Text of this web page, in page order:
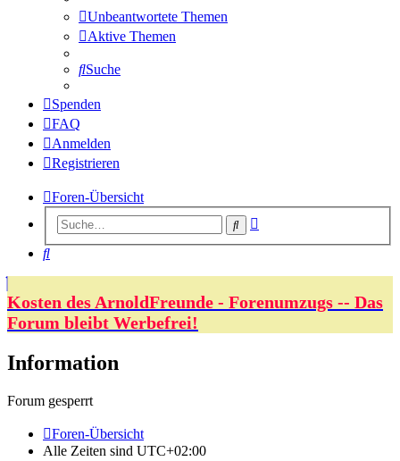
Unbeantwortete Themen
Aktive Themen
Suche
Spenden
FAQ
Anmelden
Registrieren
Foren-Übersicht
Suche
Suche
Kosten des ArnoldFreunde - Forenumzugs -- Das
Forum bleibt Werbefrei!
Information
Forum gesperrt
Foren-Übersicht
Alle Zeiten sind UTC+02:00